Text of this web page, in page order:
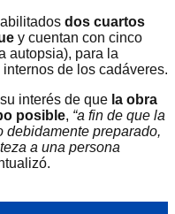
dos cuartos
y cuentan con cinco
autopsia), para la
de los cadáveres.
interés de que la obra
posible, “a fin de que la
debidamente preparado,
a una persona